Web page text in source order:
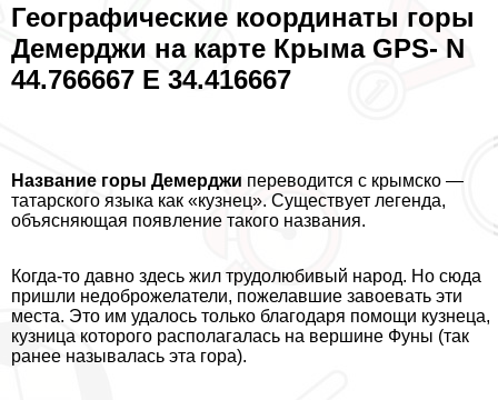
Географические координаты горы
Демерджи на карте Крыма GPS- N
44.766667 E 34.416667
Название горы Демерджи переводится с крымско —
татарского языка как «кузнец». Существует легенда,
объясняющая появление такого названия.
Когда-то давно здесь жил трудолюбивый народ. Но сюда
пришли недоброжелатели, пожелавшие завоевать эти
места. Это им удалось только благодаря помощи кузнеца,
кузница которого располагалась на вершине Фуны (так
ранее называлась эта гора).